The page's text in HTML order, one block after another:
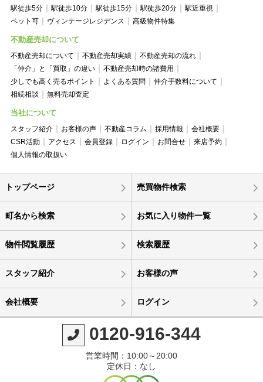
駅徒歩5分 駅徒歩10分 駅徒歩15分 駅徒歩20分
駅近重視
ペット可
ヴィンテージレジデンス 高級物件特集
不動産売却について
不動産売却について 不動産売却実績
不動産売却の流れ
「仲介」と「買取」の違い
不動産売却時の諸費用
少しでも高く売るポイント
よくある質問
仲介手数料について
相続相談
無料売却査定
当社について
スタッフ紹介 お客様の声 不動産コラム 採用情報
会社概要
CSR活動
アクセス 会員登録 ログイン お問合せ
来店予約
個人情報の取扱い
トップページ 売買物件検索
町名から検索 お気に入り物件一覧
物件閲覧履歴 検索履歴
スタッフ紹介 お客様の声
会社概要 ログイン
0120-916-344
営業時間：10:00～20:00
定休日：なし